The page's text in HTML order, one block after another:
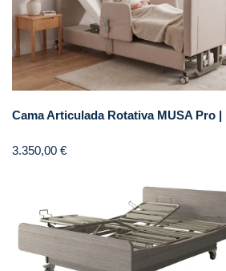
Cama Articulada Rotativa MUSA Pro
3.350,00 €